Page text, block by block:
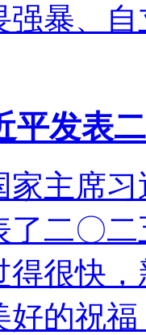
强暴、自
平发表
家主席
了二〇
得很快
好的祝